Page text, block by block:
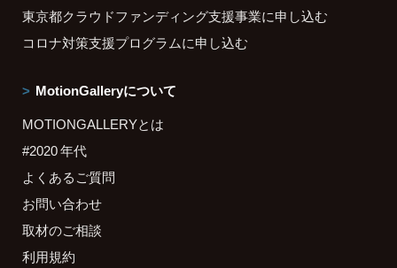
東京都クラウドファンディング支援事業に申し込む
コロナ対策支援プログラムに申し込む
MotionGalleryについて
MOTIONGALLERYとは
#2020 年代
よくあるご質問
お問い合わせ
取材のご相談
利用規約